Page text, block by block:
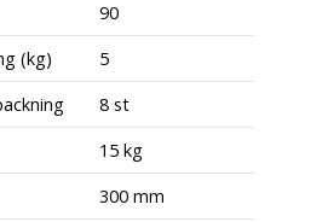
90
(kg)
5
8 st
15 kg
300 mm